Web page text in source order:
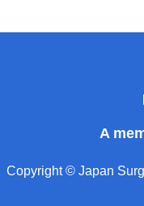
A
Copyright © Japan